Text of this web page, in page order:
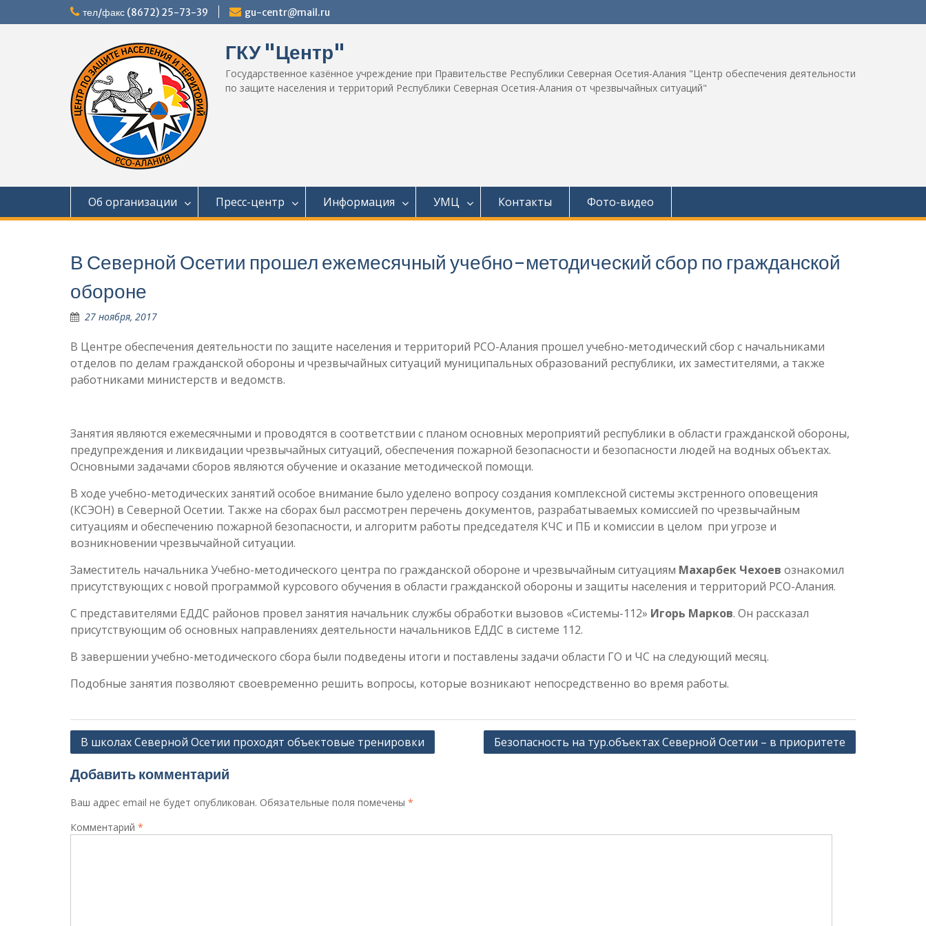
к
тел/факс (8672) 25-73-39 gu-centr@mail.ru
ГКУ "Центр"
Государственное казённое учреждение при Правительстве Республики Северная Осетия-Алания "Центр обеспечения деятельности
по защите населения и территорий Республики Северная Осетия-Алания от чрезвычайных ситуаций"
Об организации Пресс-центр Информация УМЦ Контакты Фото-видео
В Северной Осетии прошел ежемесячный учебно-методический сбор по гражданской
обороне
27 ноября, 2017
В Центре обеспечения деятельности по защите населения и территорий РСО-Алания прошел учебно-методический сбор с начальниками
отделов по делам гражданской обороны и чрезвычайных ситуаций муниципальных образований республики, их заместителями, а также
работниками министерств и ведомств.
Занятия являются ежемесячными и проводятся в соответствии с планом основных мероприятий республики в области гражданской обороны,
предупреждения и ликвидации чрезвычайных ситуаций, обеспечения пожарной безопасности и безопасности людей на водных объектах.
Основными задачами сборов являются обучение и оказание методической помощи.
В ходе учебно-методических занятий особое внимание было уделено вопросу создания комплексной системы экстренного оповещения
(КСЭОН) в Северной Осетии. Также на сборах был рассмотрен перечень документов, разрабатываемых комиссией по чрезвычайным
ситуациям и обеспечению пожарной безопасности, и алгоритм работы председателя КЧС и ПБ и комиссии в целом при угрозе и
возникновении чрезвычайной ситуации.
Заместитель начальника Учебно-методического центра по гражданской обороне и чрезвычайным ситуациям Махарбек Чехоев ознакомил
присутствующих с новой программой курсового обучения в области гражданской обороны и защиты населения и территорий РСО-Алания.
С представителями ЕДДС районов провел занятия начальник службы обработки вызовов «Системы-112» Игорь Марков. Он рассказал
присутствующим об основных направлениях деятельности начальников ЕДДС в системе 112.
В завершении учебно-методического сбора были подведены итоги и поставлены задачи области ГО и ЧС на следующий месяц.
Подобные занятия позволяют своевременно решить вопросы, которые возникают непосредственно во время работы.
Навигация
записям
В школах Северной Осетии проходят объектовые тренировки Безопасность на тур.объектах Северной Осетии – в приоритете
Добавить комментарий
Ваш адрес email не будет опубликован. Обязательные поля помечены *
Комментарий *